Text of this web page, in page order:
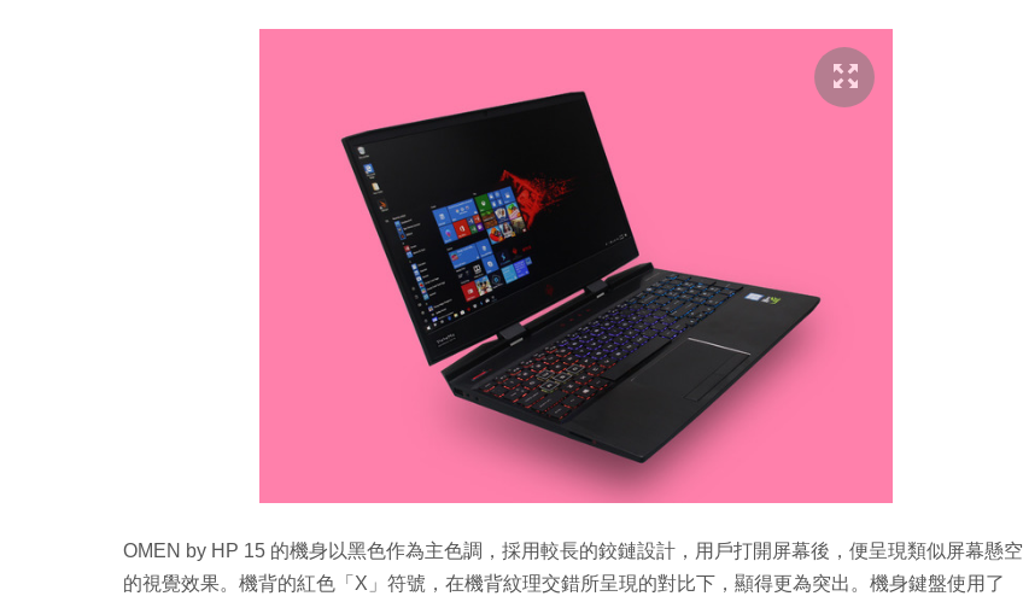
OMEN by HP 15 的機身以黑色作為主色調，採用較長的鉸鏈設計，用戶打開屏幕後，便呈現類似屏幕懸空
的視覺效果。機背的紅色「X」符號，在機背紋理交錯所呈現的對比下，顯得更為突出。機身鍵盤使用了